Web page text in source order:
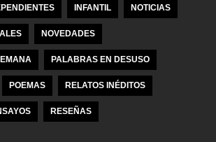
INFANTIL NOTICIAS
NOVEDADES
PALABRAS EN DESUSO
POEMAS RELATOS INÉDITOS
RESEÑAS